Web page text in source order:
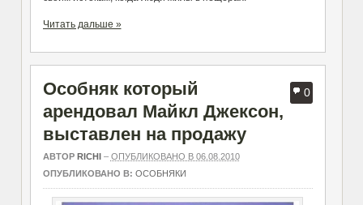
Читать дальше »
0
Особняк который
арендовал Майкл Джексон,
выставлен на продажу
АВТОР RICHI– ОПУБЛИКОВАНО В 06.08.2010
ОПУБЛИКОВАНО В: ОСОБНЯКИ